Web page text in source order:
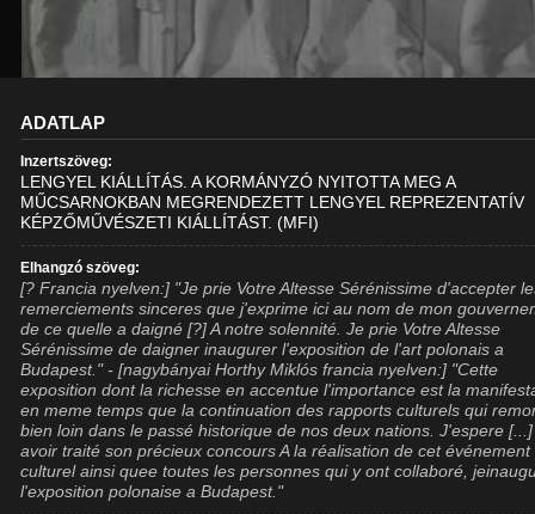
ADATLAP
Inzertszöveg:
LENGYEL KIÁLLÍTÁS. A KORMÁNYZÓ NYITOTTA MEG A
MŰCSARNOKBAN MEGRENDEZETT LENGYEL REPREZENTATÍV
KÉPZŐMŰVÉSZETI KIÁLLÍTÁST. (MFI)
Elhangzó szöveg:
[? Francia nyelven:] "Je prie Votre Altesse Sérénissime d'accepter
remerciements sinceres que j'exprime ici au nom de mon
de ce quelle a daigné [?] A notre solennité. Je prie Votre Altesse
Sérénissime de daigner inaugurer l'exposition de l'art polonais a
Budapest." - [nagybányai Horthy Miklós francia nyelven:] "Cette
exposition dont la richesse en accentue l'importance est la
en meme temps que la continuation des rapports culturels qui
bien loin dans le passé historique de nos deux nations. J'espere
avoir traité son précieux concours A la réalisation de cet événement
culturel ainsi quee toutes les personnes qui y ont collaboré,
l'exposition polonaise a Budapest."